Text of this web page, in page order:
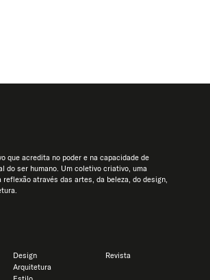
que acredita no poder e na capacidade de
do ser humano. Um coletivo criativo, uma
reflexão através das artes, da beleza, do design,
Design
Arquitetura
Revista